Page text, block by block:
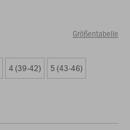
Größentabelle
4 (39-42) 5 (43-46)